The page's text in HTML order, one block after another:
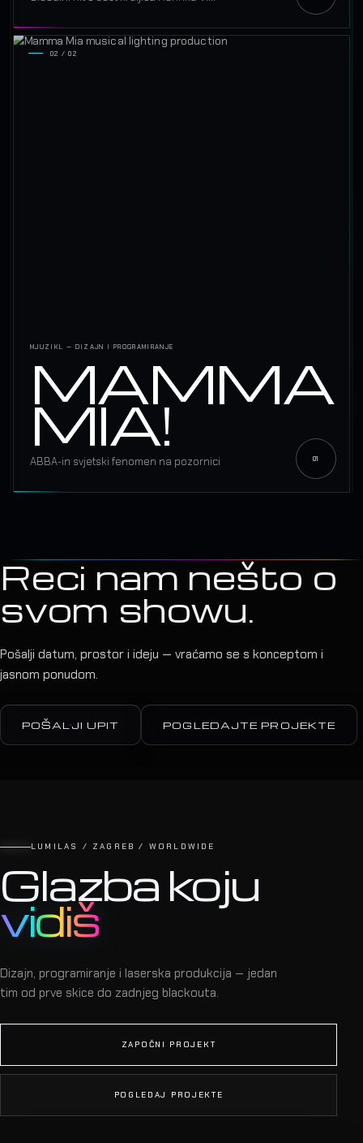
02 / 02
MJUZIKL — DIZAJN I PROGRAMIRANJE
MAMMA
MIA!
ABBA-in svjetski fenomen na pozornici
Reci nam nešto o
svom showu.
Pošalji datum, prostor i ideju — vraćamo se s konceptom i
jasnom ponudom.
POŠALJI UPIT POGLEDAJTE PROJEKTE
LUMILAS / ZAGREB / WORLDWIDE
Glazba koju
vidiš
Dizajn, programiranje i laserska produkcija — jedan
tim od prve skice do zadnjeg blackouta.
ZAPOČNI PROJEKT
POGLEDAJ PROJEKTE